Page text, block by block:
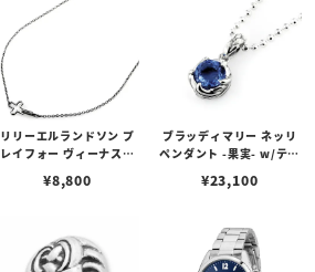
リリーエルランドソン プ
レイフォー ヴィーナスチ
¥8,800
ブラッディマリー ネッリ
ペンダント -果実- w/ティ
¥23,100